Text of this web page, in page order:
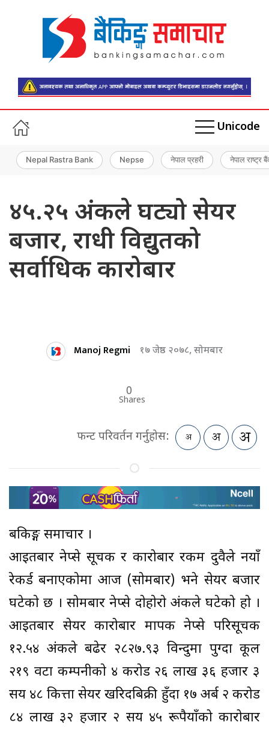
Unicode
Nepal Rastra Bank Nepse नेपाल प्रहरी नेपाल राष्ट्र
४५.२५ अंकले घट्यो सेयर
बजार, राधी विद्युतको
सर्वाधिक कारोबार
Manoj Regmi १७ जेष्ठ २०७८, सोमबार
0
Shares
फन्ट परिवर्तन गर्नुहोस:
बैंकिङ्ग समाचार ।
आइतबार नेप्से सूचक र कारोबार रकम दुवैले नयाँ
रेकर्ड बनाएकाेमा आज (साेमबार) भने सेयर बजार
घटेकाे छ । साेमबार नेप्से दाेहाेराे अंकले घटेकाे हाे ।
आइतबार सेयर कारोबार मापक नेप्से परिसूचक
१२.५४ अंकले बढेर २८२७.९३ विन्दुमा पुग्दा कूल
२१९ वटा कम्पनीकाे ४ कराेड २६ लाख ३६ हजार ३
सय ४८ कित्ता सेयर खरिदबिक्री हुँदा १७ अर्ब २ करोड
८४ लाख ३२ हजार २ सय ४५ रूपैयाँको कारोबार